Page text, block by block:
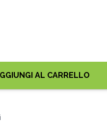
AL CARRELLO